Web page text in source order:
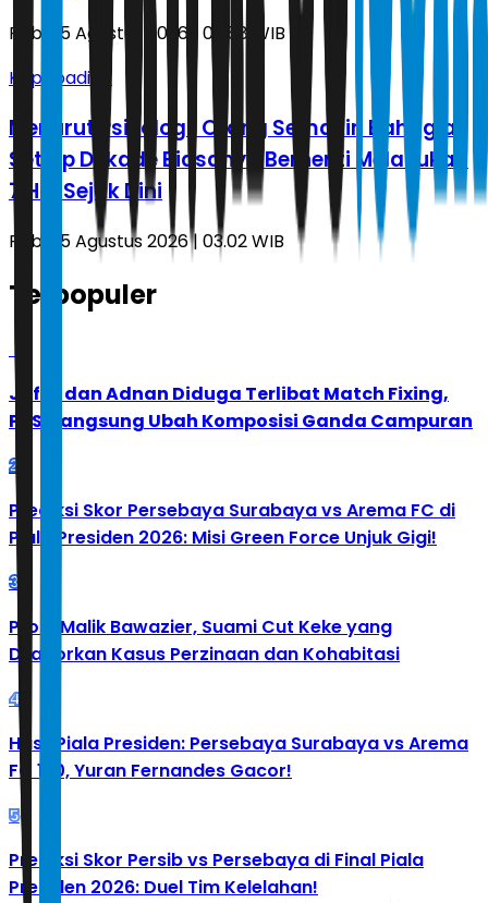
Rabu, 5 Agustus 2026 | 03.58 WIB
Kepribadian
Menurut Psikologi, Orang Semakin Bahagia
Setiap Dekade Biasanya Berhenti Melakukan
7 Hal Sejak Dini
Rabu, 5 Agustus 2026 | 03.02 WIB
Terpopuler
1
Jafar dan Adnan Diduga Terlibat Match Fixing,
PBSI Langsung Ubah Komposisi Ganda Campuran
2
Prediksi Skor Persebaya Surabaya vs Arema FC di
Piala Presiden 2026: Misi Green Force Unjuk Gigi!
3
Profil Malik Bawazier, Suami Cut Keke yang
Dilaporkan Kasus Perzinaan dan Kohabitasi
4
Hasil Piala Presiden: Persebaya Surabaya vs Arema
FC 1-0, Yuran Fernandes Gacor!
5
Prediksi Skor Persib vs Persebaya di Final Piala
Presiden 2026: Duel Tim Kelelahan!